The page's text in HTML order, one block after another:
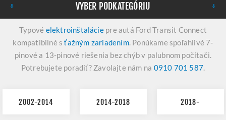
VYBER PODKATEGÓRIU
Typové elektroinštaláciepre autá Ford Transit Connect
kompatibilné sťažným zariadením. Ponúkame spoľahlivé 7-
pinové a 13-pinové riešenia bez chýb v palubnom počítači.
Potrebujete poradiť? Zavolajte nám na 0910 701 587.
2002-2014 2014-2018 2018-